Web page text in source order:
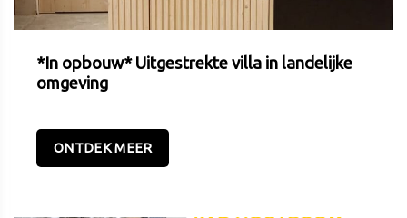
*In opbouw* Uitgestrekte villa in landelijke
omgeving
ONTDEK MEER